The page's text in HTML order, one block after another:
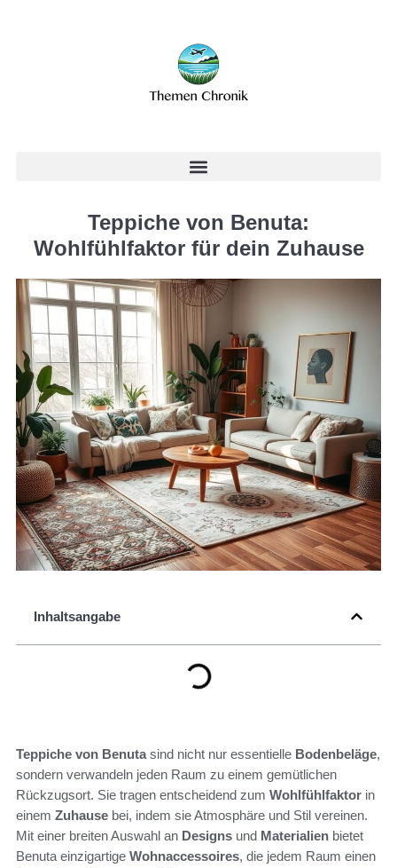
Teppiche von Benuta:
Wohlfühlfaktor für dein Zuhause
Inhaltsangabe
Teppiche von Benutasind nicht nur essentielle Bodenbeläge,
sondern verwandeln jeden Raum zu einem gemütlichen
Rückzugsort. Sie tragen entscheidend zum Wohlfühlfaktor in
einem Zuhause bei, indem sie Atmosphäre und Stil vereinen.
Mit einer breiten Auswahl an Designs und Materialien bietet
Benuta einzigartige Wohnaccessoires, die jedem Raum einen